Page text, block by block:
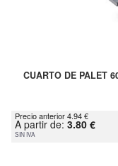
CUARTO DE PALET
Precio anterior 4.94 €
A partir de: 3.80 €
SIN IVA